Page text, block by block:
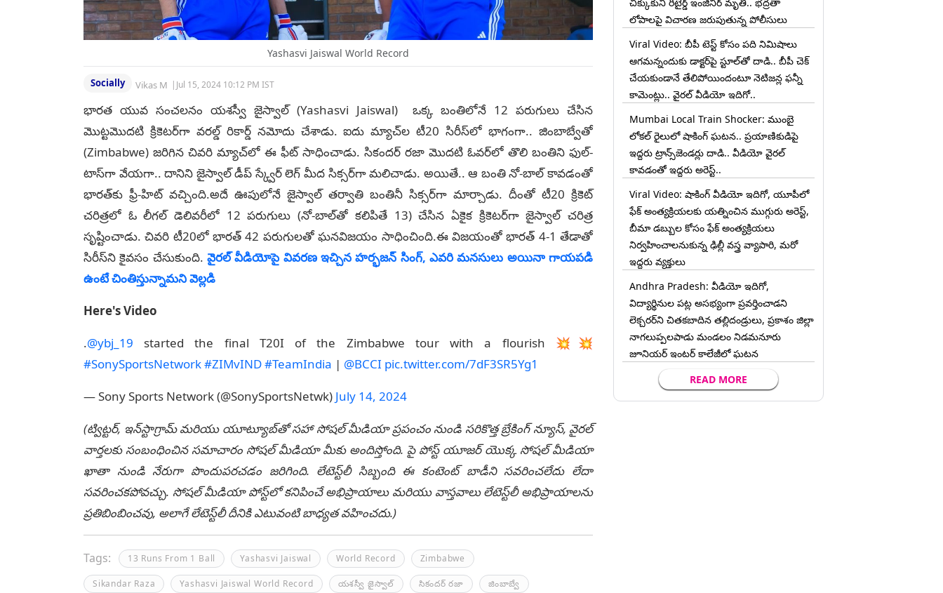
Yashasvi Jaiswal World Record
Socially Vikas M | Jul 15, 2024 10:12 PM IST
భారత యువ సంచలనం యశస్వీ జైస్వాల్ (Yashasvi Jaiswal) ఒక్క బంతిలోనే 12 పరుగులు చేసిన
మొట్టమొదటి క్రికెటర్‌గా వరల్డ్ రికార్డ్ నమోదు చేశాడు. ఐదు మ్యాచ్‌ల టీ20 సిరీస్‌లో భాగంగా.. జింబాబ్వేతో
(Zimbabwe) జరిగిన చివరి మ్యాచ్‌లో ఈ ఫీట్ సాధించాడు. సికందర్ రజా మొదటి ఓవర్‌లో తొలి బంతిని ఫుల్-
టాస్‌గా వేయగా.. దానిని జైస్వాల్ డీప్ స్క్వేర్ లెగ్ మీద సిక్సర్‌గా మలిచాడు. అయితే.. ఆ బంతి నో-బాల్ కావడంతో
భారత్‌కు ఫ్రీ-హిట్ వచ్చింది.అదే ఊపులోనే జైస్వాల్ తర్వాతి బంతినీ సిక్సర్‌గా మార్చాడు. దీంతో టీ20 క్రికెట్
చరిత్రలో ఓ లీగల్ డెలివరీలో 12 పరుగులు (నో-బాల్‌తో కలిపితే 13) చేసిన ఏకైక క్రికెటర్‌గా జైస్వాల్ చరిత్ర
సృష్టించాడు. చివరి టీ20లో భారత్ 42 పరుగులతో ఘనవిజయం సాధించింది.ఈ విజయంతో భారత్ 4-1 తేడాతో
సిరీస్‌ని కైవసం చేసుకుంది. వైరల్ వీడియోపై వివరణ ఇచ్చిన హర్భజన్ సింగ్, ఎవరి మనసులు అయినా గాయపడి
ఉంటే చింతిస్తున్నామని వెల్లడి
Here's Video
.@ybj_19 started the final T20I of the Zimbabwe tour with a flourish 💥💥
#SonySportsNetwork#ZIMvIND#TeamIndia | @BCCI pic.twitter.com/7dF3SR5Yg1
— Sony Sports Network (@SonySportsNetwk) July 14, 2024
(ట్విట్టర్, ఇన్‌స్టాగ్రామ్ మరియు యూట్యూబ్‌తో సహా సోషల్ మీడియా ప్రపంచం నుండి సరికొత్త బ్రేకింగ్ న్యూస్, వైరల్
వార్తలకు సంబంధించిన సమాచారం సోషల్ మీడియా మీకు అందిస్తోంది. పై పోస్ట్ యూజర్ యొక్క సోషల్ మీడియా
ఖాతా నుండి నేరుగా పొందుపరచడం జరిగింది. లేటెస్ట్‌లీ సిబ్బంది ఈ కంటెంట్ బాడీని సవరించలేదు లేదా
సవరించకపోవచ్చు. సోషల్ మీడియా పోస్ట్‌లో కనిపించే అభిప్రాయాలు మరియు వాస్తవాలు లేటెస్ట్‌లీ అభిప్రాయాలను
ప్రతిబింబించవు, అలాగే లేటెస్ట్‌లీ దీనికి ఎటువంటి బాధ్యత వహించదు.)
Tags: 13 Runs From 1 Ball Yashasvi Jaiswal World Record Zimbabwe
Sikandar Raza Yashasvi Jaiswal World Record యశస్వీ జైస్వాల్ సికందర్ రజా జింబాబ్వే
లోపాలపై విచారణ జరుపుతున్న పోలీసులు
Viral Video: బీపీ టెస్ట్‌ కోసం పది నిమిషాలు
ఆగమన్నందుకు డాక్టర్‌పై స్టూల్‌తో దాడి.. బీపీ చెక్
చేయకుండానే తేలిపోయిందంటూ నెటిజన్ల ఫన్నీ
కామెంట్లు.. వైరల్ వీడియో ఇదిగో..
Mumbai Local Train Shocker: ముంబై
లోకల్ రైలులో షాకింగ్ ఘటన.. ప్రయాణికుడిపై
ఇద్దరు ట్రాన్స్‌జెండర్లు దాడి.. వీడియో వైరల్
కావడంతో ఇద్దరు అరెస్ట్..
Viral Video: షాకింగ్ వీడియో ఇదిగో, యూపీలో
ఫేక్ అంత్యక్రియలకు యత్నించిన ముగ్గురు అరెస్ట్,
బీమా డబ్బుల కోసం ఫేక్ అంత్యక్రియలు
నిర్వహించాలనుకున్న ఢిల్లీ వస్త్ర వ్యాపారి, మరో
ఇద్దరు వ్యక్తులు
Andhra Pradesh: వీడియో ఇదిగో,
విద్యార్థినుల పట్ల అసభ్యంగా ప్రవర్తించాడని
లెక్చ‌ర‌ర్‌ని చిత‌క‌బాదిన త‌ల్లిదండ్రులు, ప్రకాశం జిల్లా
నాగలుప్పలపాడు మండలం నిడమనూరు
జూనియర్ ఇంటర్ కాలేజీలో ఘటన
READ MORE